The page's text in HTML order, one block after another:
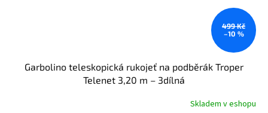
499 Kč
–10 %
Garbolino teleskopická rukojeť na podběrák Troper
Telenet 3,20 m – 3dílná
Skladem v eshopu